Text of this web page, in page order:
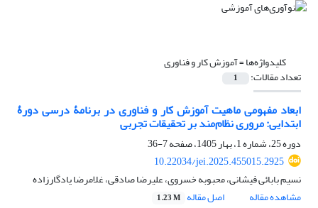
کلیدواژه‌ها =آموزش کار و فناوری
تعداد مقالات: 1
ابعاد مفهومی ماهیت آموزش کار و فناوری در برنامۀ درسی دورۀ
ابتدایی: مروری نظام‌مند بر تحقیقات تجربی
دوره 25، شماره 1، بهار 1405، صفحه
7-36
10.22034/jei.2025.455015.2925
نسیم بابائی فیشانی، محبوبه خسروی، علیرضا صادقی، غلامرضا یادگارزاده
مشاهده مقاله
اصل مقاله 1.23 M